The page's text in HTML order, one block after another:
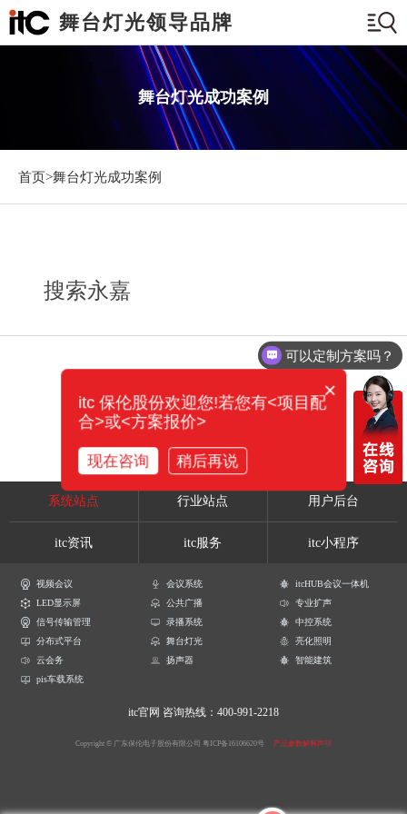
舞台灯光领导品牌
舞台灯光成功案例
首页>舞台灯光成功案例
搜索永嘉
系统站点 行业站点 用户后台
itc资讯 itc服务 itc小程序
视频会议 会议系统
itcHUB会议一体机
LED显示屏
公共广播
专业扩声
信号传输管理
录播系统
中控系统
分布式平台
舞台灯光
亮化照明
云会务
扬声器
智能建筑
pis车载系统
itc官网 咨询热线：400-991-2218
Copyright © 广东保伦电子股份有限公司 粤ICP备16106620号 产品参数解释声明
可以定制方案吗？
×
itc 保伦股份欢迎您!若您有<项目配
合>或<方案报价>
现在咨询 稍后再说